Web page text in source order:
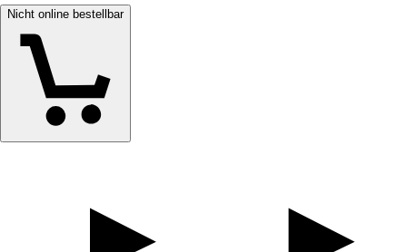
Nicht online bestellbar